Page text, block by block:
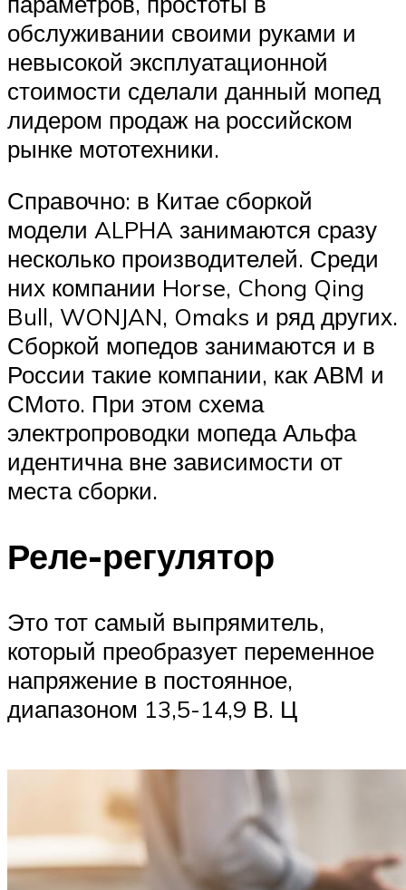
обслуживании своими руками и
невысокой эксплуатационной
стоимости сделали данный мопед
лидером продаж на российском
рынке мототехники.
Справочно: в Китае сборкой
модели ALPHA занимаются сразу
несколько производителей. Среди
них компании Horse, Chong Qing
Bull, WONJAN, Omaks и ряд других.
Сборкой мопедов занимаются и в
России такие компании, как АВМ и
СМото. При этом схема
электропроводки мопеда Альфа
идентична вне зависимости от
места сборки.
Реле-регулятор
Это тот самый выпрямитель,
который преобразует переменное
напряжение в постоянное,
диапазоном 13,5-14,9 В. Ц